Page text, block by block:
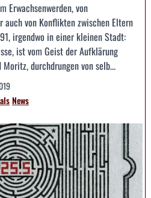
Erwachsenwerden, von
auch von Konflikten zwischen Eltern
irgendwo in einer kleinen Stadt:
ist vom Geist der Aufklärung
durchdrungen von selb...
News